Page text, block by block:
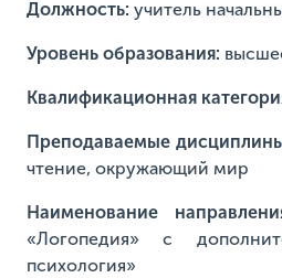
Должность: учитель
Уровень образования:
Квалификационная
Преподаваемые
чтение, окружающий мир
Наименование
«Логопедия» с
психология»